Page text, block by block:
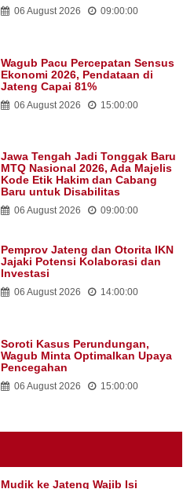
06 August 2026 09:00:00
Wagub Pacu Percepatan Sensus
Ekonomi 2026, Pendataan di
Jateng Capai 81%
06 August 2026 15:00:00
Jawa Tengah Jadi Tonggak Baru
MTQ Nasional 2026, Ada Majelis
Kode Etik Hakim dan Cabang
Baru untuk Disabilitas
06 August 2026 09:00:00
Pemprov Jateng dan Otorita IKN
Jajaki Potensi Kolaborasi dan
Investasi
06 August 2026 14:00:00
Soroti Kasus Perundungan,
Wagub Minta Optimalkan Upaya
Pencegahan
06 August 2026 15:00:00
Mudik ke Jateng Wajib Isi